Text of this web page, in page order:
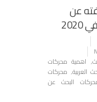
عن
, اهمية محركات
العربية, محركات
البحث عن